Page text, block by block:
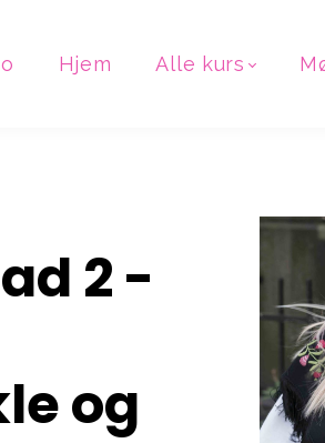
Hjem Alle kurs
2 -
og